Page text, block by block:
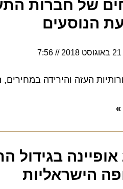
של חברות
הנוסעים
7:56
העזה והירידה במחירים,
אופיינה
הישראליות